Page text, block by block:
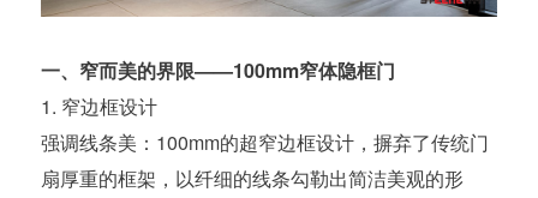
一、窄而美的界限——100mm窄体隐框门
1. 窄边框设计
强调线条美：100mm的超窄边框设计，摒弃了传统门
扇厚重的框架，以纤细的线条勾勒出简洁美观的形